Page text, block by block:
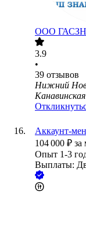
ООО
3.9
•
39 отзывов
Нижний
Канавинская
Аккаунт-
104 000 ₽ за
Опыт 1-3
Выплаты: